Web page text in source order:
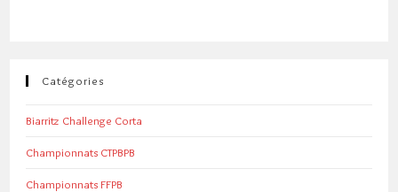
Catégories
Biarritz Challenge Corta
Championnats CTPBPB
Championnats FFPB